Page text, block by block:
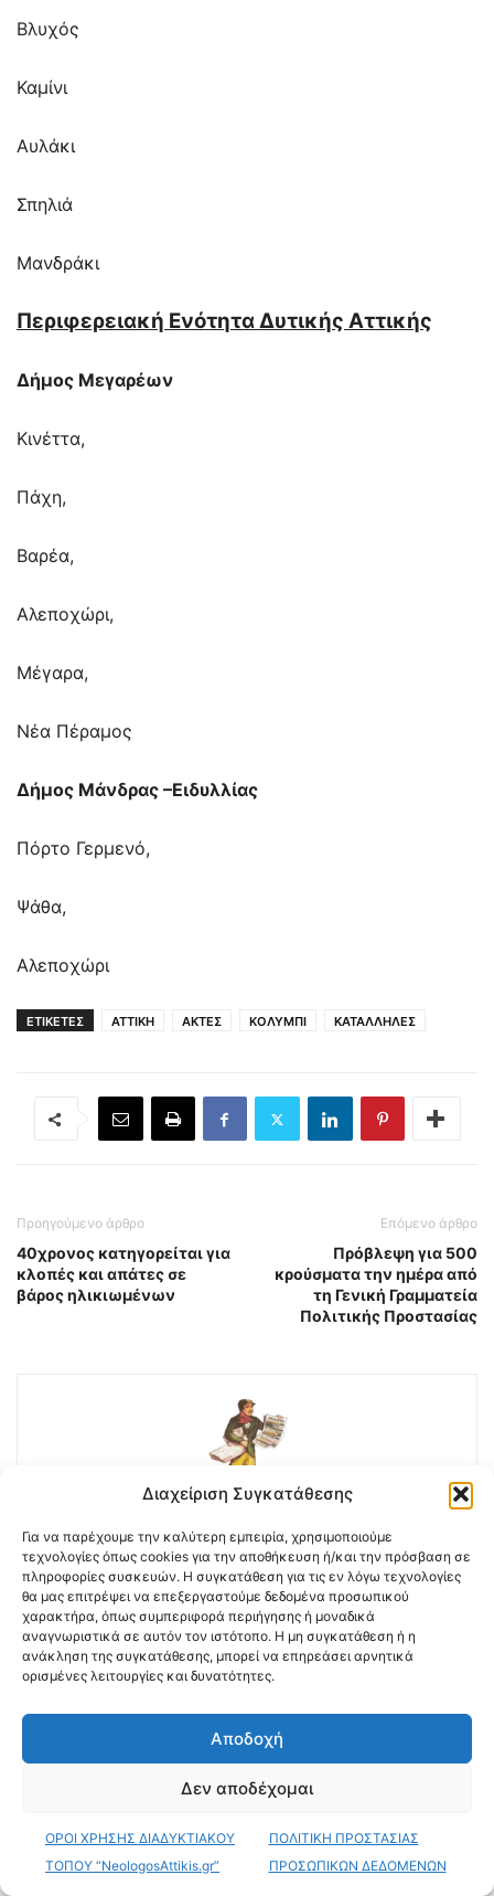
Διαχείριση Συγκατάθεσης
Για να παρέχουμε την καλύτερη εμπειρία, χρησιμοποιούμε
τεχνολογίες όπως cookies για την αποθήκευση ή/και την πρόσβαση σε
πληροφορίες συσκευών. Η συγκατάθεση για τις εν λόγω τεχνολογίες
θα μας επιτρέψει να επεξεργαστούμε δεδομένα προσωπικού
χαρακτήρα, όπως συμπεριφορά περιήγησης ή μοναδικά
αναγνωριστικά σε αυτόν τον ιστότοπο. Η μη συγκατάθεση ή η
ανάκληση της συγκατάθεσης, μπορεί να επηρεάσει αρνητικά
ορισμένες λειτουργίες και δυνατότητες.
Αποδοχή
Δεν αποδέχομαι
ΟΡΟΙ ΧΡΗΣΗΣ ΔΙΑΔΥΚΤΙΑΚΟΥ
ΤΟΠΟΥ “NeologosAttikis.gr”
ΠΟΛΙΤΙΚΗ ΠΡΟΣΤΑΣΙΑΣ
ΠΡΟΣΩΠΙΚΩΝ ΔΕΔΟΜΕΝΩΝ
Βλυχός
Καμίνι
Αυλάκι
Σπηλιά
Μανδράκι
Περιφερειακή Ενότητα Δυτικής Αττικής
Δήμος Μεγαρέων
Κινέττα,
Πάχη,
Βαρέα,
Αλεποχώρι,
Μέγαρα,
Νέα Πέραμος
Δήμος Μάνδρας –Ειδυλλίας
Πόρτο Γερμενό,
Ψάθα,
Αλεποχώρι
ΕΤΙΚΕΤΕΣ ΑΤΤΙΚΗ ΑΚΤΕΣ ΚΟΛΥΜΠΙ ΚΑΤΑΛΛΗΛΕΣ
Προηγούμενο άρθρο
40χρονος κατηγορείται για
κλοπές και απάτες σε
βάρος ηλικιωμένων
Επόμενο άρθρο
Πρόβλεψη για 500
κρούσματα την ημέρα από
τη Γενική Γραμματεία
Πολιτικής Προστασίας
Νεολογος Αττικης
https://neologosattikis.gr
Η εφημερίδα της πόλης
ΠΑΡΟΜΟΙΑ ΑΡΘΡΑ
μεγάλη άνοδος στα τμήματα
Μηχανικών